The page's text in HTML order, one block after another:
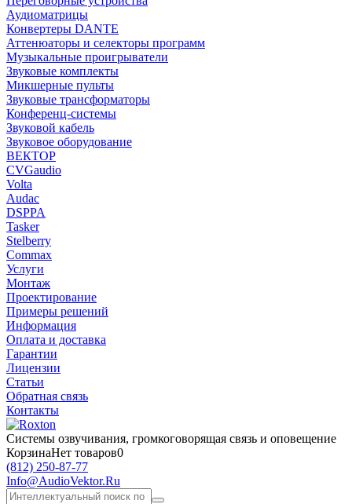
Аудиоматрицы
Конвертеры DANTE
Аттенюаторы и селекторы программ
Музыкальные проигрыватели
Звуковые комплекты
Микшерные пульты
Звуковые трансформаторы
Конференц-системы
Звуковой кабель
Звуковое оборудование
ВЕКТОР
CVGaudio
Volta
Audac
DSPPA
Tasker
Stelberry
Commax
Услуги
Монтаж
Проектирование
Примеры решений
Информация
Оплата и доставка
Гарантии
Лицензии
Статьи
Обратная связь
Контакты
Системы озвучивания, громкоговорящая связь и оповещение
КорзинаНет товаров0
(812) 250-87-77
Info@AudioVektor.Ru